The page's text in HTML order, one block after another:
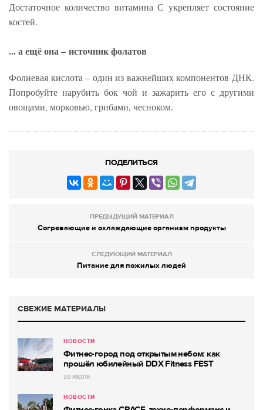
Достаточное количество витамина С укрепляет состояние
костей.
... а ещё она – источник фолатов
Фолиевая кислота – один из важнейших компонентов ДНК.
Попробуйте нарубить бок чой и зажарить его с другими
овощами, морковью, грибами, чесноком.
ПОДЕЛИТЬСЯ
ПРЕДЫДУЩИЙ МАТЕРИАЛ
Согревающие и охлаждающие организм продукты
СЛЕДУЮЩИЙ МАТЕРИАЛ
Питание для пожилых людей
СВЕЖИЕ МАТЕРИАЛЫ
НОВОСТИ
Фитнес-город под открытым небом: как
прошёл юбилейный DDX Fitness FEST
30 ИЮЛЯ
НОВОСТИ